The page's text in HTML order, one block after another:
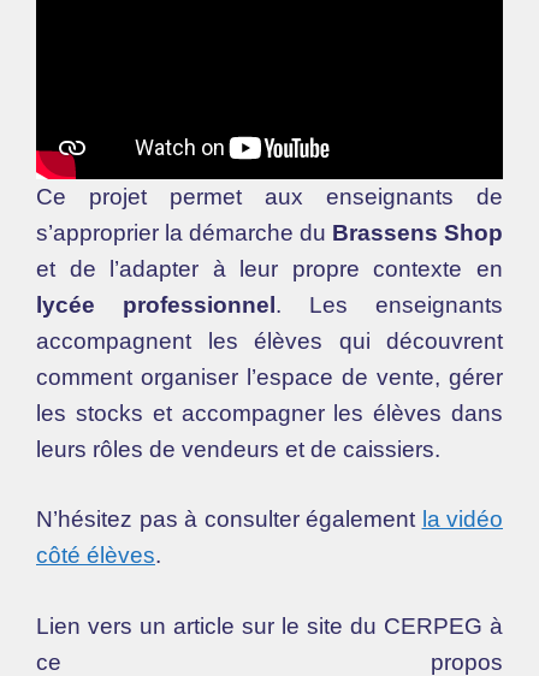
Ce projet permet aux enseignants de
s’approprier la démarche du Brassens Shop
et de l’adapter à leur propre contexte en
lycée professionnel. Les enseignants
accompagnent les élèves qui découvrent
comment organiser l’espace de vente, gérer
les stocks et accompagner les élèves dans
leurs rôles de vendeurs et de caissiers.
N’hésitez pas à consulter également la vidéo
côté élèves.
Lien vers un article sur le site du CERPEG à
ce propos